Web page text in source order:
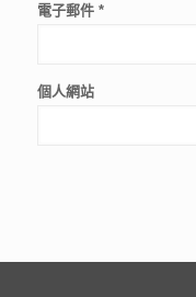
電子郵件 *
個人網站